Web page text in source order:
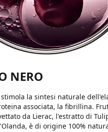
NERO
la sintesi naturale
associata, la fibrillina.
da Lierac, l'estratto di
è di origine 100%